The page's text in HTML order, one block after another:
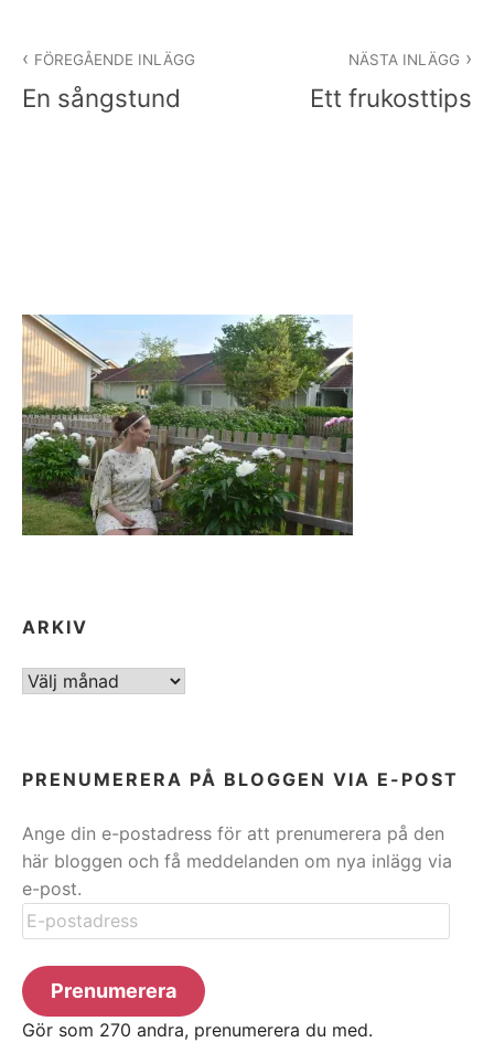
FÖREGÅENDE INLÄGG
En sångstund
NÄSTA INLÄGG
Ett frukosttips
ARKIV
ARKIV
PRENUMERERA PÅ BLOGGEN VIA E-POST
Ange din e-postadress för att prenumerera på den
här bloggen och få meddelanden om nya inlägg via
e-post.
E-
postadress
Prenumerera
Gör som 270 andra, prenumerera du med.